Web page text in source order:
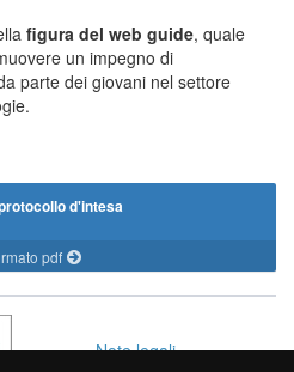
figura del web guide, quale
un impegno di
parte dei giovani nel settore
d'intesa
pdf
Note legali